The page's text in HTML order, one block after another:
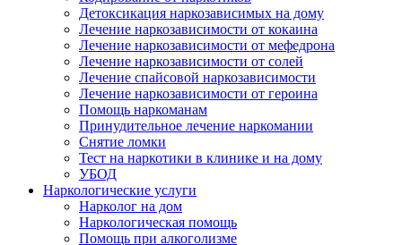
Детоксикация наркозависимых на дому
Лечение наркозависимости от кокаина
Лечение наркозависимости от мефедрона
Лечение наркозависимости от солей
Лечение спайсовой наркозависимости
Лечение наркозависимости от героина
Помощь наркоманам
Принудительное лечение наркомании
Снятие ломки
Тест на наркотики в клинике и на дому
УБОД
Наркологические услуги
Нарколог на дом
Наркологическая помощь
Помощь при алкоголизме